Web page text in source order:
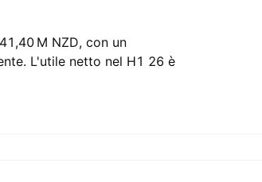
M‬ NZD, con un
L'utile netto nel H1 26 è